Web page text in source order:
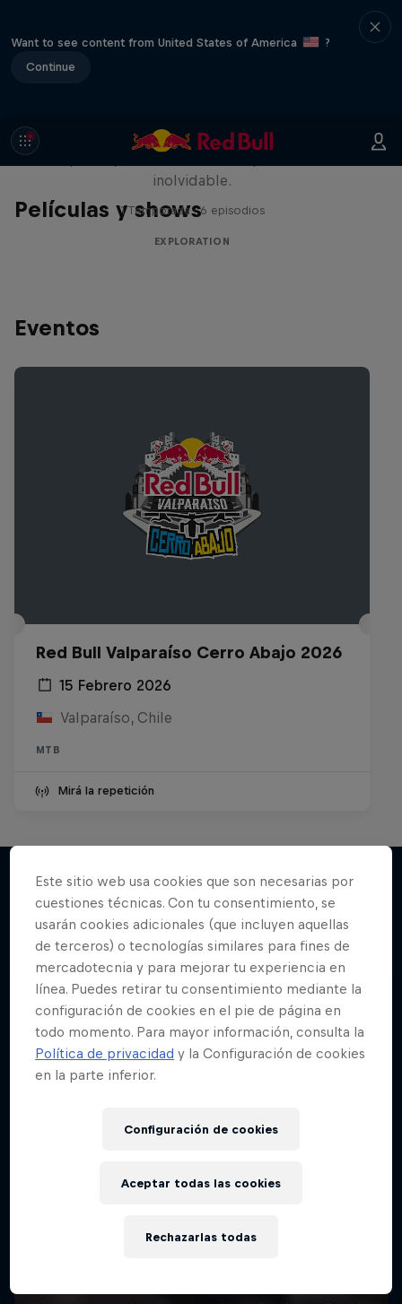
Want to see content from United States of America
?
Continue
Películas y shows
Rob Warner’s Wild Rides
inolvidable.
1 Temporada · 6 episodios
EXPLORATION
Eventos
Red Bull Valparaíso Cerro Abajo 2026
15 Febrero 2026
Valparaíso, Chile
MTB
Mirá la repetición
Más contenidos similares
Este sitio web usa cookies que son necesarias por
cuestiones técnicas. Con tu consentimiento, se
usarán cookies adicionales (que incluyen aquellas
de terceros) o tecnologías similares para fines de
mercadotecnia y para mejorar tu experiencia en
línea. Puedes retirar tu consentimiento mediante la
configuración de cookies en el pie de página en
todo momento. Para mayor información, consulta la
Política de privacidad y la Configuración de cookies
en la parte inferior.
Configuración de cookies
Rechazarlas todas
Aceptar todas las cookies